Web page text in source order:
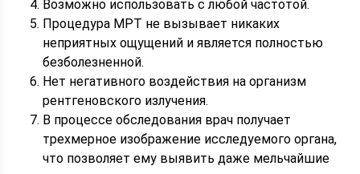
Возможно использовать с любой частотой.
Процедура МРТ не вызывает никаких
неприятных ощущений и является полностью
безболезненной.
Нет негативного воздействия на организм
рентгеновского излучения.
В процессе обследования врач получает
трехмерное изображение исследуемого органа,
что позволяет ему выявить даже мельчайшие